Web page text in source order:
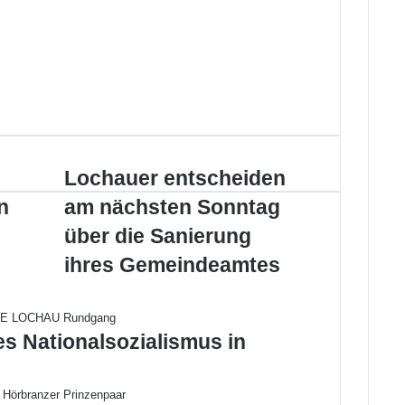
L
o
c
h
e
n
c
Lochauer entscheiden
am nächsten Sonntag
über die Sanierung
ihres Gemeindeamtes
Nationalsozialismus in